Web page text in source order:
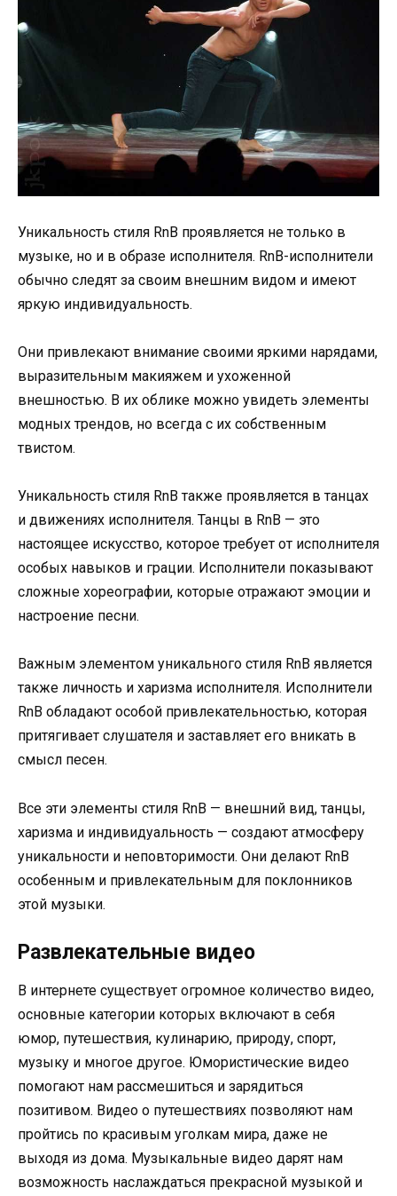
Уникальность стиля RnB проявляется не только в
музыке, но и в образе исполнителя. RnB-исполнители
обычно следят за своим внешним видом и имеют
яркую индивидуальность.
Они привлекают внимание своими яркими нарядами,
выразительным макияжем и ухоженной
внешностью. В их облике можно увидеть элементы
модных трендов, но всегда с их собственным
твистом.
Уникальность стиля RnB также проявляется в танцах
и движениях исполнителя. Танцы в RnB — это
настоящее искусство, которое требует от исполнителя
особых навыков и грации. Исполнители показывают
сложные хореографии, которые отражают эмоции и
настроение песни.
Важным элементом уникального стиля RnB является
также личность и харизма исполнителя. Исполнители
RnB обладают особой привлекательностью, которая
притягивает слушателя и заставляет его вникать в
смысл песен.
Все эти элементы стиля RnB — внешний вид, танцы,
харизма и индивидуальность — создают атмосферу
уникальности и неповторимости. Они делают RnB
особенным и привлекательным для поклонников
этой музыки.
Развлекательные видео
В интернете существует огромное количество видео,
основные категории которых включают в себя
юмор, путешествия, кулинарию, природу, спорт,
музыку и многое другое. Юмористические видео
помогают нам рассмешиться и зарядиться
позитивом. Видео о путешествиях позволяют нам
пройтись по красивым уголкам мира, даже не
выходя из дома. Музыкальные видео дарят нам
возможность наслаждаться прекрасной музыкой и